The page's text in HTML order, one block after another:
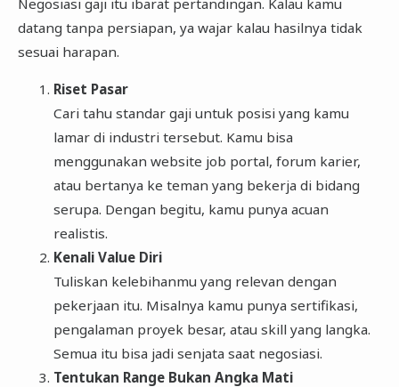
Negosiasi gaji itu ibarat pertandingan. Kalau kamu
datang tanpa persiapan, ya wajar kalau hasilnya tidak
sesuai harapan.
Riset Pasar
Cari tahu standar gaji untuk posisi yang kamu
lamar di industri tersebut. Kamu bisa
menggunakan website job portal, forum karier,
atau bertanya ke teman yang bekerja di bidang
serupa. Dengan begitu, kamu punya acuan
realistis.
Kenali Value Diri
Tuliskan kelebihanmu yang relevan dengan
pekerjaan itu. Misalnya kamu punya sertifikasi,
pengalaman proyek besar, atau skill yang langka.
Semua itu bisa jadi senjata saat negosiasi.
Tentukan Range Bukan Angka Mati